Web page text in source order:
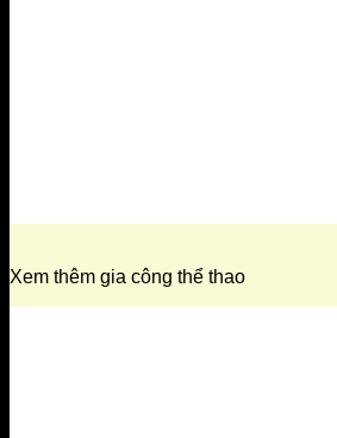
Xem thêm gia công thể thao